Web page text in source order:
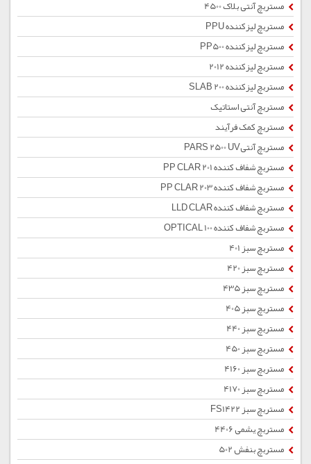
مستربچ آنتی بلاک 4500
مستربچ لیزکننده PPU
مستربچ لیزکننده PP500
مستربچ لیزکننده 2012
مستربچ لیزکننده SLAB 200
مستربچ آنتی استاتیک
مستربچ کمک فرآیند
مستربچ آنتیPARS 2500 UV
مستربچ شفاف کننده PP CLAR 201
مستربچ شفاف کننده PP CLAR 203
مستربچ شفاف کننده LLD CLAR
مستربچ شفاف کننده OPTICAL 100
مستربچ سبز 401
مستربچ سبز 420
مستربچ سبز 435
مستربچ سبز 405
مستربچ سبز 440
مستربچ سبز 450
مستربچ سبز 4160
مستربچ سبز 4170
مستربچ سبز FS1422
مستربچ یشمی 4406
مستربچ بنفش 502